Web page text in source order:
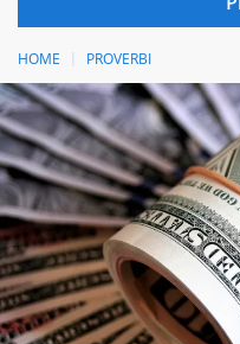
HOME PROVERBI